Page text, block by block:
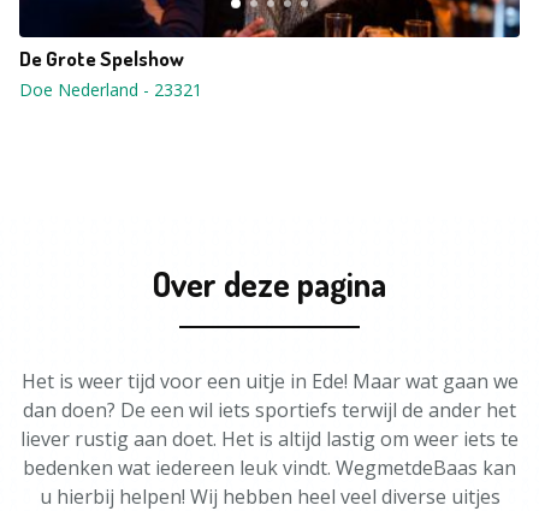
De Grote Spelshow
Doe Nederland - 23321
Over deze pagina
Het is weer tijd voor een uitje in Ede! Maar wat gaan we
dan doen? De een wil iets sportiefs terwijl de ander het
liever rustig aan doet. Het is altijd lastig om weer iets te
bedenken wat iedereen leuk vindt. WegmetdeBaas kan
u hierbij helpen! Wij hebben heel veel diverse uitjes